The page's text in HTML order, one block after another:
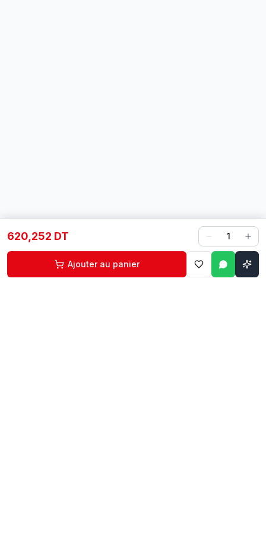
620,252 DT 1
Ajouter au panier